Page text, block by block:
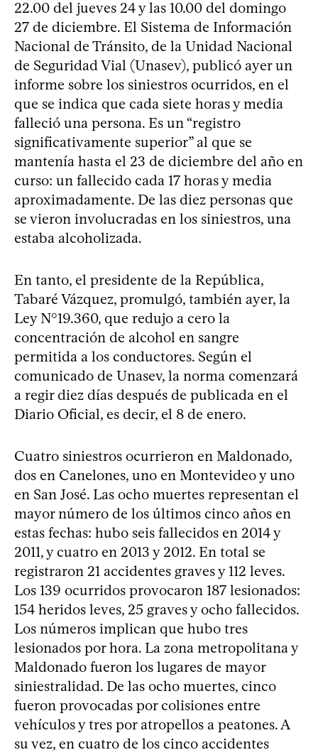
22.00 del jueves 24 y las 10.00 del domingo
27 de diciembre. El Sistema de Información
Nacional de Tránsito, de la Unidad Nacional
de Seguridad Vial (Unasev), publicó ayer un
informe sobre los siniestros ocurridos, en el
que se indica que cada siete horas y media
falleció una persona. Es un “registro
significativamente superior” al que se
mantenía hasta el 23 de diciembre del año en
curso: un fallecido cada 17 horas y media
aproximadamente. De las diez personas que
se vieron involucradas en los siniestros, una
estaba alcoholizada.
En tanto, el presidente de la República,
Tabaré Vázquez, promulgó, también ayer, la
Ley N°19.360, que redujo a cero la
concentración de alcohol en sangre
permitida a los conductores. Según el
comunicado de Unasev, la norma comenzará
a regir diez días después de publicada en el
Diario Oficial, es decir, el 8 de enero.
Cuatro siniestros ocurrieron en Maldonado,
dos en Canelones, uno en Montevideo y uno
en San José. Las ocho muertes representan el
mayor número de los últimos cinco años en
estas fechas: hubo seis fallecidos en 2014 y
2011, y cuatro en 2013 y 2012. En total se
registraron 21 accidentes graves y 112 leves.
Los 139 ocurridos provocaron 187 lesionados:
154 heridos leves, 25 graves y ocho fallecidos.
Los números implican que hubo tres
lesionados por hora. La zona metropolitana y
Maldonado fueron los lugares de mayor
siniestralidad. De las ocho muertes, cinco
fueron provocadas por colisiones entre
vehículos y tres por atropellos a peatones. A
su vez, en cuatro de los cinco accidentes